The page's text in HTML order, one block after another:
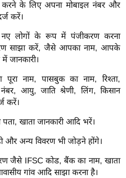
के लिए अपना मोबाइल नंबर और
करें।
लोगों के रूप में पंजीकरण करना
साझा करें, जैसे आपका नाम, आपके
जानकारी।
नाम, पासबुक का नाम, रिश्ता,
नंबर, आयु, जाति श्रेणी, लिंग, किसान
करें।
खाता जानकारी आदि भरें।
अन्य विवरण भी जोड़ने होंगे।
जैसे IFSC कोड, बैंक का नाम, खाता
गांव आदि साझा करना है।